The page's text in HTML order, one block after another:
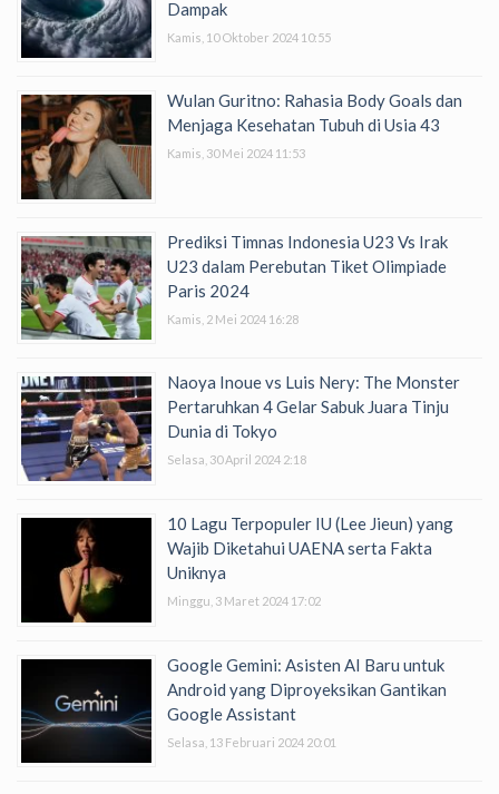
Dampak
Kamis, 10 Oktober 2024 10:55
Wulan Guritno: Rahasia Body Goals dan
Menjaga Kesehatan Tubuh di Usia 43
Kamis, 30 Mei 2024 11:53
Prediksi Timnas Indonesia U23 Vs Irak
U23 dalam Perebutan Tiket Olimpiade
Paris 2024
Kamis, 2 Mei 2024 16:28
Naoya Inoue vs Luis Nery: The Monster
Pertaruhkan 4 Gelar Sabuk Juara Tinju
Dunia di Tokyo
Selasa, 30 April 2024 2:18
10 Lagu Terpopuler IU (Lee Jieun) yang
Wajib Diketahui UAENA serta Fakta
Uniknya
Minggu, 3 Maret 2024 17:02
Google Gemini: Asisten AI Baru untuk
Android yang Diproyeksikan Gantikan
Google Assistant
Selasa, 13 Februari 2024 20:01